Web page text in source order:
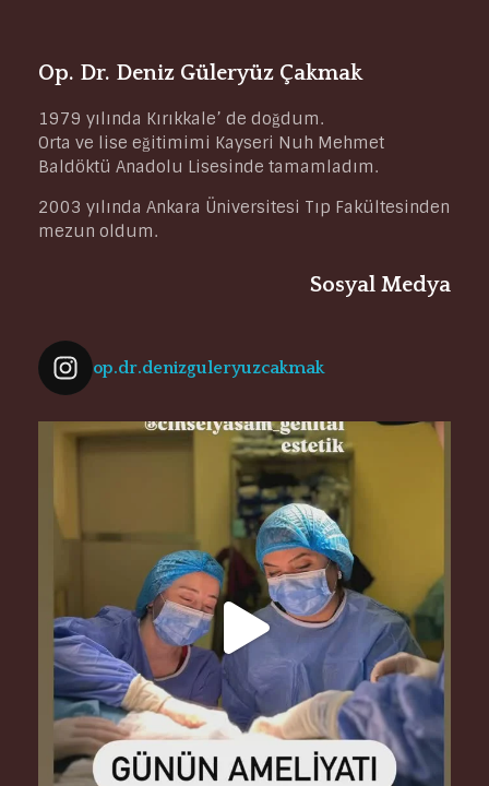
Op. Dr. Deniz Güleryüz Çakmak
1979 yılında Kırıkkale’ de doğdum.
Orta ve lise eğitimimi Kayseri Nuh Mehmet
Baldöktü Anadolu Lisesinde tamamladım.
2003 yılında Ankara Üniversitesi Tıp Fakültesinden
mezun oldum.
Sosyal Medya
op.dr.denizguleryuzcakmak